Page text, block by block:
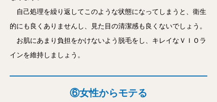
自己処理を繰り返してこのような状態になってしまうと、衛生
的にも良くありませんし、見た目の清潔感も良くないでしょう。
お肌にあまり負担をかけないよう脱毛をし、キレイなＶＩＯラ
インを維持しましょう。
⑥女性からモテる